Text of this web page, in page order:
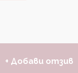
+ Добави отзив